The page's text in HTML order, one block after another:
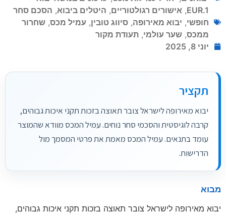
EUR.1
, אישורים רגולטוריים, היטלים ביבוא, הסכם סחר
חופשי, יבוא מאירופה, סיווג טובין, עמיל מכס, שחרור
ממכס, שער עולמי, תעודת מקור
יוני 8, 2025
תקציר
יבוא מאירופה לישראל צובר תאוצה בזכות תקני איכות גבוהים,
קרבה לוגיסטית והסכמי סחר נוחים. עמיל המכס מוודא שהמוצר
עומד בתנאים. עמיל המכס מאמת את פרטי המסמך מול
הדרישות.
מבוא
יבוא מאירופה לישראל צובר תאוצה בזכות תקני איכות גבוהים,